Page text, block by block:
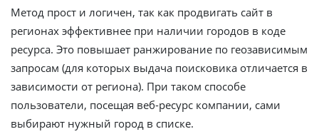
Метод прост и логичен, так как продвигать сайт в
регионах эффективнее при наличии городов в коде
ресурса. Это повышает ранжирование по геозависимым
запросам (для которых выдача поисковика отличается в
зависимости от региона). При таком способе
пользователи, посещая веб-ресурс компании, сами
выбирают нужный город в списке.